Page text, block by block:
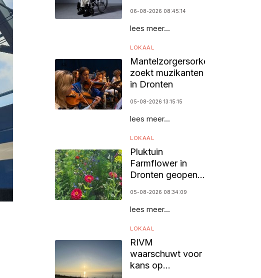
06-08-2026 08:45:14
lees meer...
LOKAAL
Mantelzorgersorkest
zoekt muzikanten
in Dronten
05-08-2026 13:15:15
lees meer...
LOKAAL
Pluktuin
Farmflower in
Dronten geopend
05-08-2026 08:34:09
lees meer...
LOKAAL
RIVM
waarschuwt voor
kans op